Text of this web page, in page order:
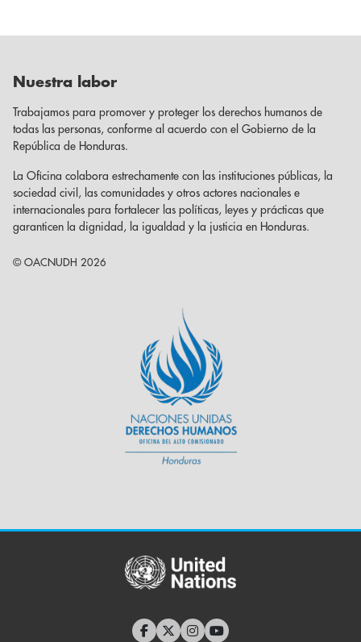
Nuestra labor
Trabajamos para promover y proteger los derechos humanos de
todas las personas, conforme al acuerdo con el Gobierno de la
República de Honduras.
La Oficina colabora estrechamente con las instituciones públicas, la
sociedad civil, las comunidades y otros actores nacionales e
internacionales para fortalecer las políticas, leyes y prácticas que
garanticen la dignidad, la igualdad y la justicia en Honduras.
© OACNUDH 2026